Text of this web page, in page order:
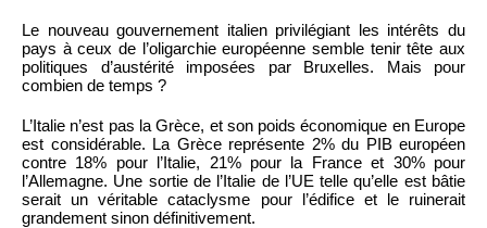
Le nouveau gouvernement italien privilégiant les intérêts du
pays à ceux de l’oligarchie européenne semble tenir tête aux
politiques d’austérité imposées par Bruxelles. Mais pour
combien de temps ?
L’Italie n’est pas la Grèce, et son poids économique en Europe
est considérable. La Grèce représente 2% du PIB européen
contre 18% pour l’Italie, 21% pour la France et 30% pour
l’Allemagne. Une sortie de l’Italie de l’UE telle qu’elle est bâtie
serait un véritable cataclysme pour l’édifice et le ruinerait
grandement sinon définitivement.